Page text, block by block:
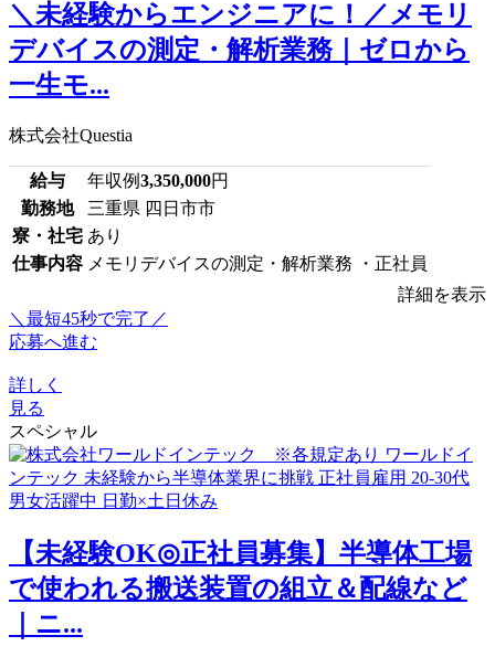
＼未経験からエンジニアに！／メモリ
デバイスの測定・解析業務｜ゼロから
一生モ...
株式会社Questia
給与 年収例3,350,000円
勤務地
三重県 四日市市
寮・社宅 あり
仕事内容 メモリデバイスの測定・解析業務 ・正社員
詳細を表示
＼最短45秒で完了／
応募へ進む
詳しく
見る
スペシャル
【未経験OK◎正社員募集】半導体工場
で使われる搬送装置の組立＆配線など
｜ニ...